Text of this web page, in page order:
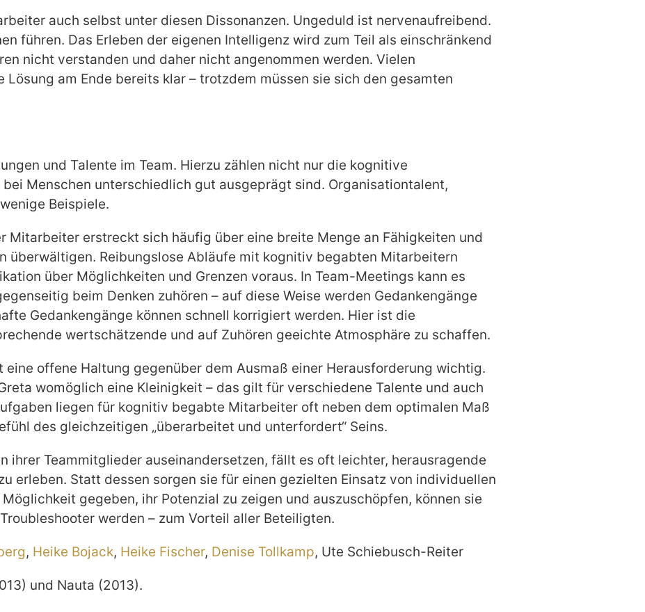
auch selbst unter diesen Dissonanzen. Ungeduld ist nervenaufreibend.
führen. Das Erleben der eigenen Intelligenz wird zum Teil als einschränkend
nicht verstanden und daher nicht angenommen werden. Vielen
am Ende bereits klar – trotzdem müssen sie sich den gesamten
und Talente im Team. Hierzu zählen nicht nur die kognitive
Menschen unterschiedlich gut ausgeprägt sind. Organisationtalent,
Beispiele.
Mitarbeiter erstreckt sich häufig über eine breite Menge an Fähigkeiten und
überwältigen. Reibungslose Abläufe mit kognitiv begabten Mitarbeitern
über Möglichkeiten und Grenzen voraus. In Team-Meetings kann es
beim Denken zuhören – auf diese Weise werden Gedankengänge
Gedankengänge können schnell korrigiert werden. Hier ist die
wertschätzende und auf Zuhören geeichte Atmosphäre zu schaffen.
offene Haltung gegenüber dem Ausmaß einer Herausforderung wichtig.
womöglich eine Kleinigkeit – das gilt für verschiedene Talente und auch
liegen für kognitiv begabte Mitarbeiter oft neben dem optimalen Maß
des gleichzeitigen „überarbeitet und unterfordert“ Seins.
ihrer Teammitglieder auseinandersetzen, fällt es oft leichter, herausragende
erleben. Statt dessen sorgen sie für einen gezielten Einsatz von individuellen
gegeben, ihr Potenzial zu zeigen und auszuschöpfen, können sie
werden – zum Vorteil aller Beteiligten.
, Heike Bojack, Heike Fischer, Denise Tollkamp, Ute Schiebusch-Reiter
und Nauta (2013).